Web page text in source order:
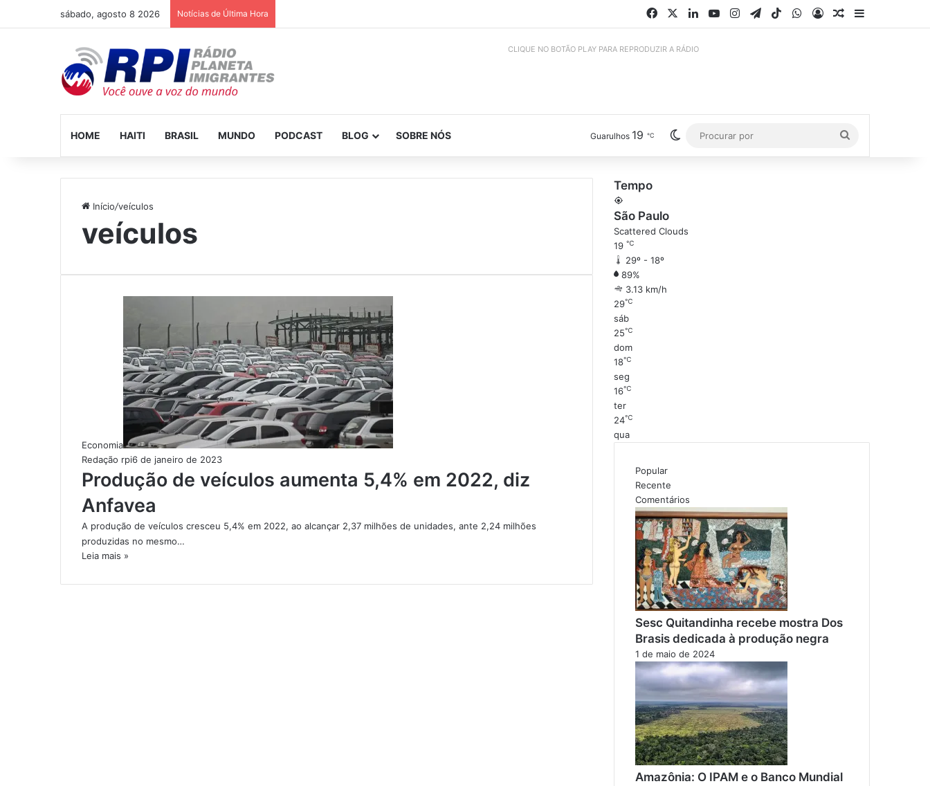
sábado, agosto 8 2026 Notícias de Última Hora FacebookLinkedinYouTubeInstagramTelegramTikTokWhatsApp
EntrarArtigo aleatório
CLIQUE NO BOTÃO PLAY PARA REPRODUZIR A RÁDIO
HOME HAITI BRASIL MUNDO PODCAST BLOG SOBRE NÓS Guarulhos 19 ℃ Switch skin
por
Início/veículos
veículos
Economia
Redação rpi6 de janeiro de 2023
Produção de veículos aumenta 5,4% em 2022, diz
Anfavea
A produção de veículos cresceu 5,4% em 2022, ao alcançar 2,37 milhões de unidades, ante 2,24 milhões
produzidas no mesmo…
Leia mais »
Tempo
São Paulo
Scattered Clouds
19 ℃
29º - 18º
89%
3.13 km/h
29℃
sáb
25℃
dom
18℃
seg
16℃
ter
24℃
qua
Popular
Recente
Comentários
Sesc Quitandinha recebe mostra Dos
Brasis dedicada à produção negra
1 de maio de 2024
Amazônia: O IPAM e o Banco Mundial